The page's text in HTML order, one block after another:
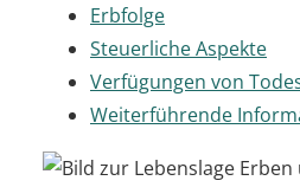
Erbfolge
Steuerliche Aspekte
Verfügungen von
Weiterführende